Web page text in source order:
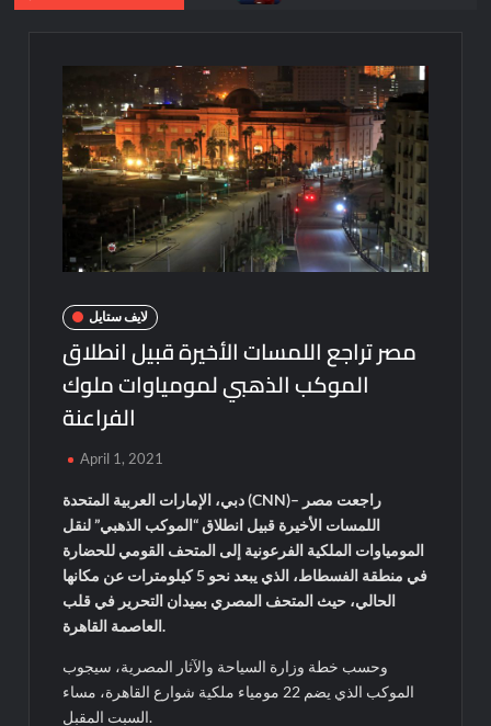
لايف ستايل
مصر تراجع اللمسات الأخيرة قبيل انطلاق
الموكب الذهبي لمومياوات ملوك
الفراعنة
April 1, 2021
دبي، الإمارات العربية المتحدة (CNN)– راجعت مصر
اللمسات الأخيرة قبيل انطلاق “الموكب الذهبي” لنقل
المومياوات الملكية الفرعونية إلى المتحف القومي للحضارة
في منطقة الفسطاط، الذي يبعد نحو 5 كيلومترات عن مكانها
الحالي، حيث المتحف المصري بميدان التحرير في قلب
العاصمة القاهرة.
وحسب خطة وزارة السياحة والآثار المصرية، سيجوب
الموكب الذي يضم 22 مومياء ملكية شوارع القاهرة، مساء
السبت المقبل.